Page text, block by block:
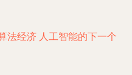
法经济 人工智能的下一个